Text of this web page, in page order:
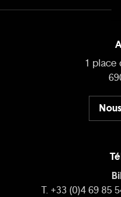
1 place
T. +33 (0)4 69 85